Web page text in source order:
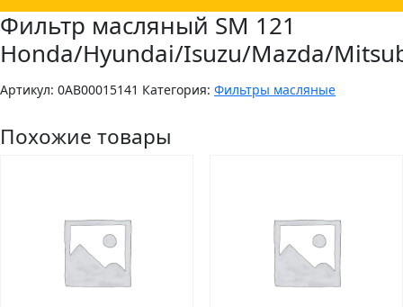
Фильтр масляный SM 121
Honda/Hyundai/Isuzu/Mazda/
Артикул: 0AB00015141 Категория: Фильтры масляные
Похожие товары